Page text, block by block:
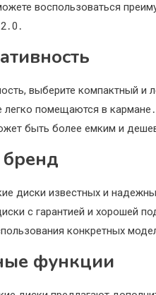
воспользоваться
выберите компактный
легко помещаются в
быть более емким и
диски известных и
с гарантией и хорошей
конкретных
функции